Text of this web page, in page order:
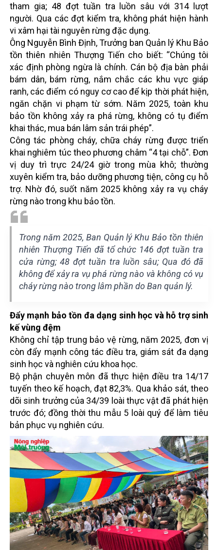
tham gia; 48 đợt tuần tra luồn sâu với 314 lượt
người. Qua các đợt kiểm tra, không phát hiện hành
vi xâm hại tài nguyên rừng đặc dụng.
Ông Nguyễn Bình Định, Trưởng ban Quản lý Khu Bảo
tồn thiên nhiên Thượng Tiến cho biết: “Chúng tôi
xác định phòng ngừa là chính. Cán bộ địa bàn phải
bám dân, bám rừng, nắm chắc các khu vực giáp
ranh, các điểm có nguy cơ cao để kịp thời phát hiện,
ngăn chặn vi phạm từ sớm. Năm 2025, toàn khu
bảo tồn không xảy ra phá rừng, không có tụ điểm
khai thác, mua bán lâm sản trái phép”.
Công tác phòng cháy, chữa cháy rừng được triển
khai nghiêm túc theo phương châm “4 tại chỗ”. Đơn
vị duy trì trực 24/24 giờ trong mùa khô; thường
xuyên kiểm tra, bảo dưỡng phương tiện, công cụ hỗ
trợ. Nhờ đó, suốt năm 2025 không xảy ra vụ cháy
rừng nào trong khu bảo tồn.
Trong năm 2025, Ban Quản lý Khu Bảo tồn thiên
nhiên Thượng Tiến đã tổ chức 146 đợt tuần tra
cửa rừng; 48 đợt tuần tra luồn sâu; Qua đó đã
không để xảy ra vụ phá rừng nào và không có vụ
cháy rừng nào trong lâm phần do Ban quản lý.
Đẩy mạnh bảo tồn đa dạng sinh học và hỗ trợ sinh
kế vùng đệm
Không chỉ tập trung bảo vệ rừng, năm 2025, đơn vị
còn đẩy mạnh công tác điều tra, giám sát đa dạng
sinh học và nghiên cứu khoa học.
Bộ phận chuyên môn đã thực hiện điều tra 14/17
tuyến theo kế hoạch, đạt 82,3%. Qua khảo sát, theo
dõi sinh trưởng của 34/39 loài thực vật đã phát hiện
trước đó; đồng thời thu mẫu 5 loài quý để làm tiêu
bản phục vụ nghiên cứu.